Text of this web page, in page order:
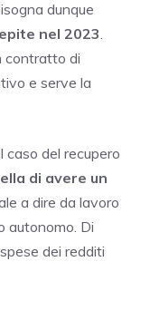
dunque
nel 2023.
contratto di
e serve la
caso del recupero
di avere un
a dire da lavoro
autonomo. Di
dei redditi